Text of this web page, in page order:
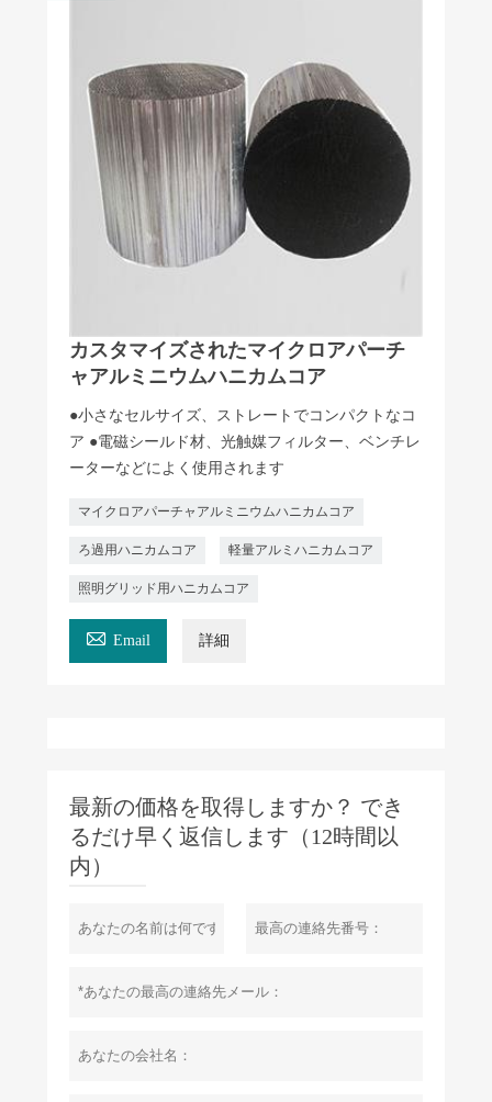
カスタマイズされたマイクロアパーチ
ャアルミニウムハニカムコア
●小さなセルサイズ、ストレートでコンパクトなコ
ア ●電磁シールド材、光触媒フィルター、ベンチレ
ーターなどによく使用されます
マイクロアパーチャアルミニウムハニカムコア
ろ過用ハニカムコア 軽量アルミハニカムコア
照明グリッド用ハニカムコア
 Email 詳細
最新の価格を取得しますか？ でき
るだけ早く返信します（12時間以
内）